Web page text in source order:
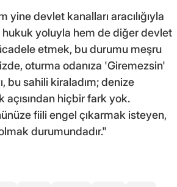
devlet kanalları aracılığıyla
hukuk yoluyla hem de diğer devlet
etmek, bu durumu meşru
oturma odanıza 'Giremezsin'
bu sahili kiraladım; denize
açısından hiçbir fark yok.
fiili engel çıkarmak isteyen,
durumundadır."